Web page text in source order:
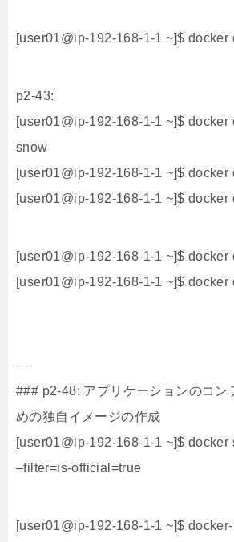
[user01@ip-192-168-1-1 ~]$ docker
p2-43:
[user01@ip-192-168-1-1 ~]$ docker
snow
[user01@ip-192-168-1-1 ~]$ docker
[user01@ip-192-168-1-1 ~]$ docker
[user01@ip-192-168-1-1 ~]$ docker
[user01@ip-192-168-1-1 ~]$ docker
—
### p2-48: アプリケーションのコン
めの独自イメージの作成
[user01@ip-192-168-1-1 ~]$
–filter=is-official=true
[user01@ip-192-168-1-1 ~]$